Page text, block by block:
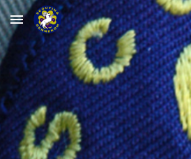
Skip to main content